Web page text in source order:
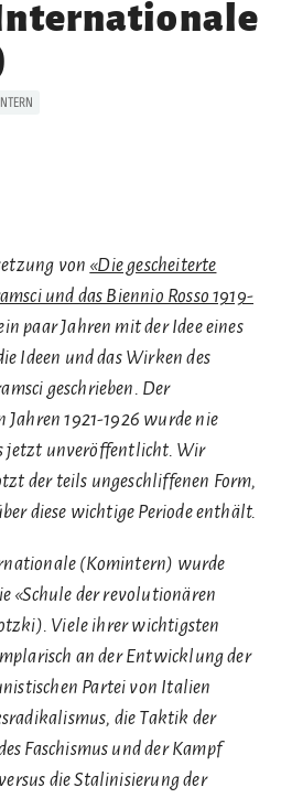
von «Die gescheiterte
und das Biennio Rosso 1919-
paar Jahren mit der Idee eines
Ideen und das Wirken des
geschrieben. Der
Jahren 1921-1926 wurde nie
jetzt unveröffentlicht. Wir
der teils ungeschliffenen Form,
diese wichtige Periode enthält.
(Komintern) wurde
«Schule der revolutionären
Viele ihrer wichtigsten
an der Entwicklung der
Partei von Italien
die Taktik der
Faschismus und der Kampf
die Stalinisierung der